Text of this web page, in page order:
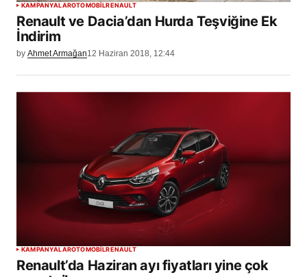
KAMPANYALAROTOMOBİLRENAULT
Renault ve Dacia’dan Hurda Teşviğine Ek
İndirim
by Ahmet Armağan12 Haziran 2018, 12:44
KAMPANYALAROTOMOBİLRENAULT
Renault’da Haziran ayı fiyatları yine çok